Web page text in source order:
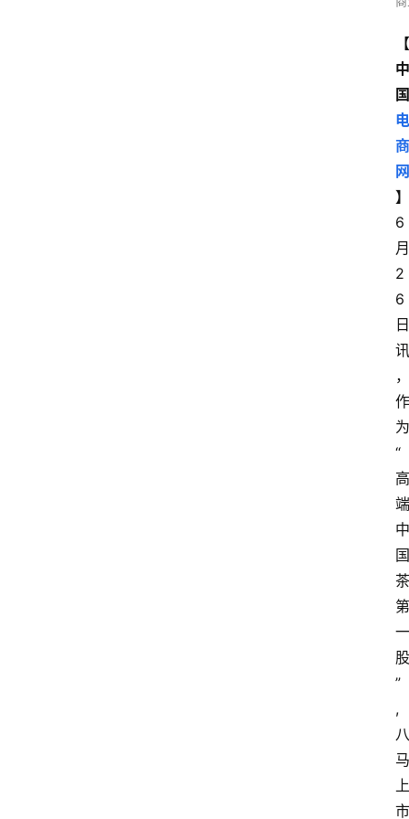
【
中
国
电
商
网
】
6
月
2
6
日
讯
，
作
为
“
高
端
中
国
茶
第
一
股
”
,
八
马
上
市